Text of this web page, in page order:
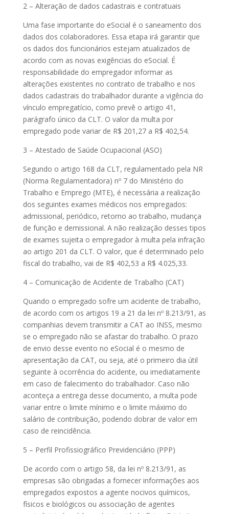
2 – Alteração de dados cadastrais e contratuais
Uma fase importante do eSocial é o saneamento dos
dados dos colaboradores. Essa etapa irá garantir que
os dados dos funcionários estejam atualizados de
acordo com as novas exigências do eSocial. É
responsabilidade do empregador informar as
alterações existentes no contrato de trabalho e nos
dados cadastrais do trabalhador durante a vigência do
vínculo empregatício, como prevê o artigo 41,
parágrafo único da CLT. O valor da multa por
empregado pode variar de R$ 201,27 a R$ 402,54.
3 – Atestado de Saúde Ocupacional (ASO)
Segundo o artigo 168 da CLT, regulamentado pela NR
(Norma Regulamentadora) nº 7 do Ministério do
Trabalho e Emprego (MTE), é necessária a realização
dos seguintes exames médicos nos empregados:
admissional, periódico, retorno ao trabalho, mudança
de função e demissional. A não realização desses tipos
de exames sujeita o empregador à multa pela infração
ao artigo 201 da CLT. O valor, que é determinado pelo
fiscal do trabalho, vai de R$ 402,53 a R$ 4.025,33.
4 – Comunicação de Acidente de Trabalho (CAT)
Quando o empregado sofre um acidente de trabalho,
de acordo com os artigos 19 a 21 da lei nº 8.213/91, as
companhias devem transmitir a CAT ao INSS, mesmo
se o empregado não se afastar do trabalho. O prazo
de envio desse evento no eSocial é o mesmo de
apresentação da CAT, ou seja, até o primeiro dia útil
seguinte à ocorrência do acidente, ou imediatamente
em caso de falecimento do trabalhador. Caso não
aconteça a entrega desse documento, a multa pode
variar entre o limite mínimo e o limite máximo do
salário de contribuição, podendo dobrar de valor em
caso de reincidência.
5 – Perfil Profissiográfico Previdenciário (PPP)
De acordo com o artigo 58, da lei nº 8.213/91, as
empresas são obrigadas a fornecer informações aos
empregados expostos a agente nocivos químicos,
físicos e biológicos ou associação de agentes